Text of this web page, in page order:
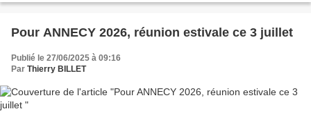
Pour ANNECY 2026, réunion estivale ce 3 juillet
Publié le 27/06/2025 à 09:16
Par Thierry BILLET